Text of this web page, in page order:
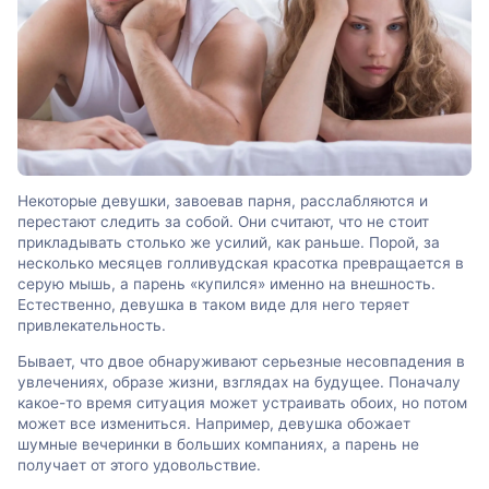
Некоторые девушки, завоевав парня, расслабляются и
перестают следить за собой. Они считают, что не стоит
прикладывать столько же усилий, как раньше. Порой, за
несколько месяцев голливудская красотка превращается в
серую мышь, а парень «купился» именно на внешность.
Естественно, девушка в таком виде для него теряет
привлекательность.
Бывает, что двое обнаруживают серьезные несовпадения в
увлечениях, образе жизни, взглядах на будущее. Поначалу
какое-то время ситуация может устраивать обоих, но потом
может все измениться. Например, девушка обожает
шумные вечеринки в больших компаниях, а парень не
получает от этого удовольствие.